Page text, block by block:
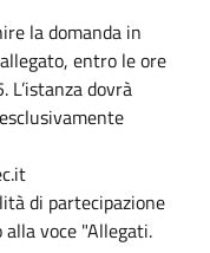
la domanda in
entro le ore
L’istanza dovrà
di partecipazione
voce "Allegati.